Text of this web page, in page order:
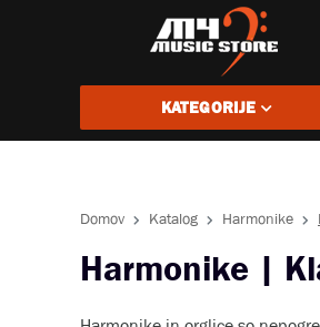
KATEGORIJE
Domov Katalog Harmonike
Harmonike |